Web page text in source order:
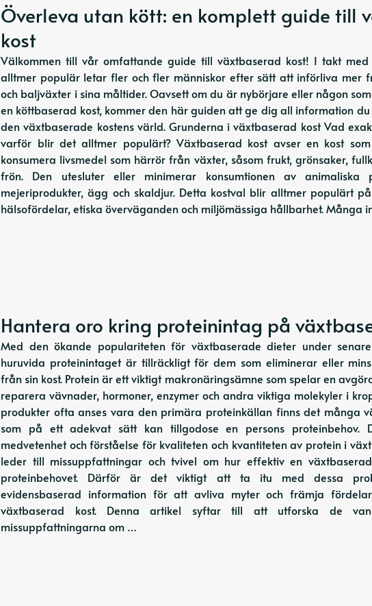
Överleva utan kött: en komplett guide till
kost
Välkommen till vår omfattande guide till växtbaserad kost! I takt
alltmer populär letar fler och fler människor efter sätt att införliva mer
och baljväxter i sina måltider. Oavsett om du är nybörjare eller någon
en köttbaserad kost, kommer den här guiden att ge dig all information
den växtbaserade kostens värld. Grunderna i växtbaserad kost Vad
varför blir det alltmer populärt? Växtbaserad kost avser en kost
konsumera livsmedel som härrör från växter, såsom frukt, grönsaker,
frön. Den utesluter eller minimerar konsumtionen av animaliska
mejeriprodukter, ägg och skaldjur. Detta kostval blir alltmer populärt
hälsofördelar, etiska överväganden och miljömässiga hållbarhet. Många
Hantera oro kring proteinintag på
Med den ökande populariteten för växtbaserade dieter under
huruvida proteinintaget är tillräckligt för dem som eliminerar eller
från sin kost. Protein är ett viktigt makronäringsämne som spelar en
reparera vävnader, hormoner, enzymer och andra viktiga molekyler i
produkter ofta anses vara den primära proteinkällan finns det många
som på ett adekvat sätt kan tillgodose en persons proteinbehov.
medvetenhet och förståelse för kvaliteten och kvantiteten av protein i
leder till missuppfattningar och tvivel om hur effektiv en
proteinbehovet. Därför är det viktigt att ta itu med dessa
evidensbaserad information för att avliva myter och främja
växtbaserad kost. Denna artikel syftar till att utforska de
missuppfattningarna om …